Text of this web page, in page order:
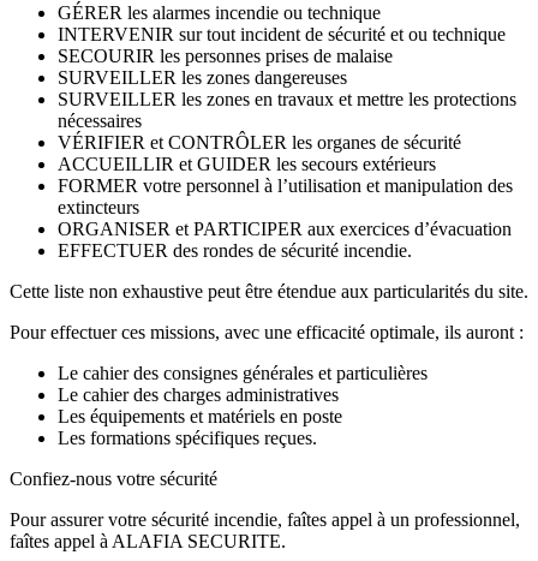
GÉRER les alarmes incendie ou technique
INTERVENIR sur tout incident de sécurité et ou technique
SECOURIR les personnes prises de malaise
SURVEILLER les zones dangereuses
SURVEILLER les zones en travaux et mettre les protections
nécessaires
VÉRIFIER et CONTRÔLER les organes de sécurité
ACCUEILLIR et GUIDER les secours extérieurs
FORMER votre personnel à l’utilisation et manipulation des
extincteurs
ORGANISER et PARTICIPER aux exercices d’évacuation
EFFECTUER des rondes de sécurité incendie.
Cette liste non exhaustive peut être étendue aux particularités du site.
Pour effectuer ces missions, avec une efficacité optimale, ils auront :
Le cahier des consignes générales et particulières
Le cahier des charges administratives
Les équipements et matériels en poste
Les formations spécifiques reçues.
Confiez-nous votre sécurité
Pour assurer votre sécurité incendie, faîtes appel à un professionnel,
faîtes appel à ALAFIA SECURITE.